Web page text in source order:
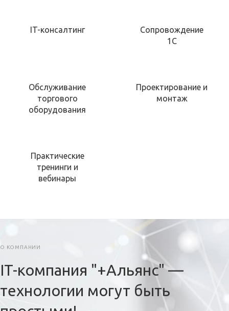
IT-консалтинг
Сопровождение
1С
Обслуживание
торгового
оборудования
Проектирование и
монтаж
Практические
тренинги и
вебинары
О КОМПАНИИ
IT-компания "+Альянс" —
технологии могут быть